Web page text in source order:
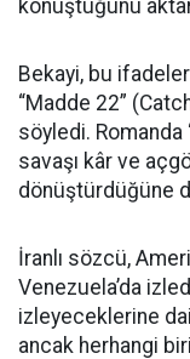
konuştuğunu
Bekayi, bu
“Madde 22”
söyledi. Romanda
savaşı kâr ve
dönüştürdüğüne
İranlı sözcü,
Venezuela’da
izleyeceklerine
ancak herhangi